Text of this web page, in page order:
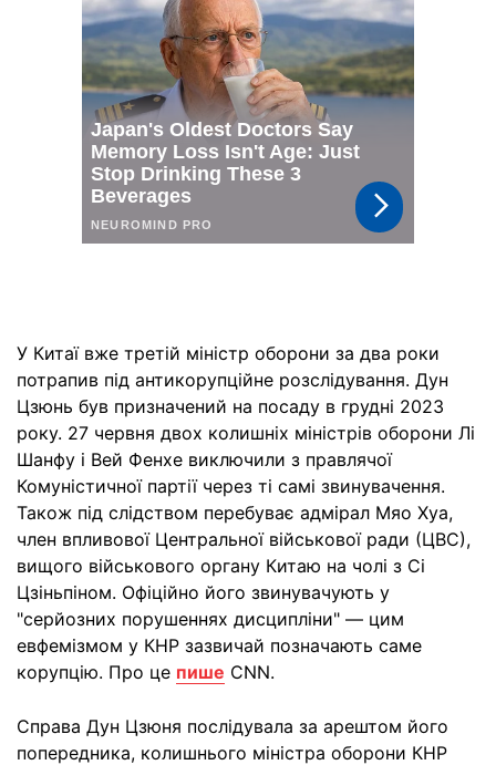
У Китаї вже третій міністр оборони за два роки
потрапив під антикорупційне розслідування. Дун
Цзюнь був призначений на посаду в грудні 2023
року. 27 червня двох колишніх міністрів оборони Лі
Шанфу і Вей Фенхе виключили з правлячої
Комуністичної партії через ті самі звинувачення.
Також під слідством перебуває адмірал Мяо Хуа,
член впливової Центральної військової ради (ЦВС),
вищого військового органу Китаю на чолі з Сі
Цзіньпіном. Офіційно його звинувачують у
"серйозних порушеннях дисципліни" — цим
евфемізмом у КНР зазвичай позначають саме
корупцію. Про це пише CNN.
Справа Дун Цзюня послідувала за арештом його
попередника, колишнього міністра оборони КНР